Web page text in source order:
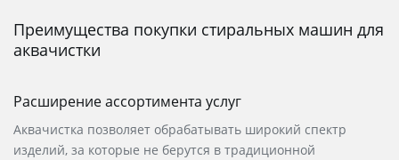
Преимущества покупки стиральных машин для
аквачистки
Расширение ассортимента услуг
Аквачистка позволяет обрабатывать широкий спектр
изделий, за которые не берутся в традиционной